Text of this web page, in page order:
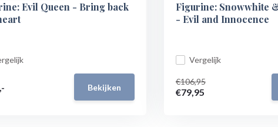
Evil Queen - Bring back
Bekijken
Figurine: Snowwhite
- Evil and Innocence
Vergelijk
€106,95
€79,95